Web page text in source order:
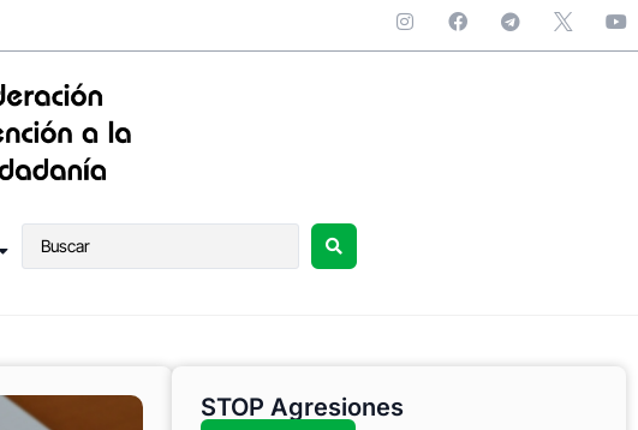
STOP Agresiones